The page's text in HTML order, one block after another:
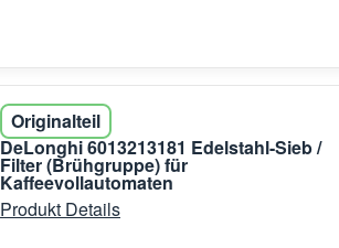
Originalteil
DeLonghi 6013213181 Edelstahl-Sieb /
Filter (Brühgruppe) für
Kaffeevollautomaten
Produkt Details